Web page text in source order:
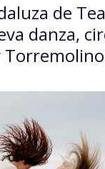
de
danza,